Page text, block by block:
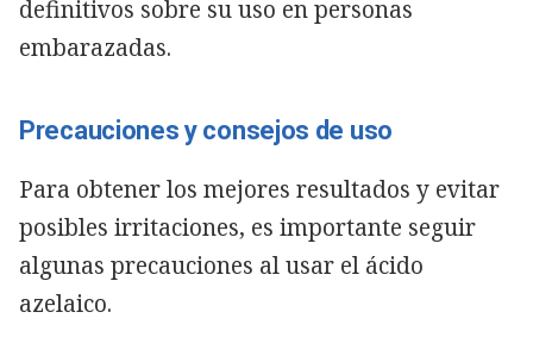
definitivos sobre su uso en personas
embarazadas.
Precauciones y consejos de uso
Para obtener los mejores resultados y evitar
posibles irritaciones, es importante seguir
algunas precauciones al usar el ácido
azelaico.